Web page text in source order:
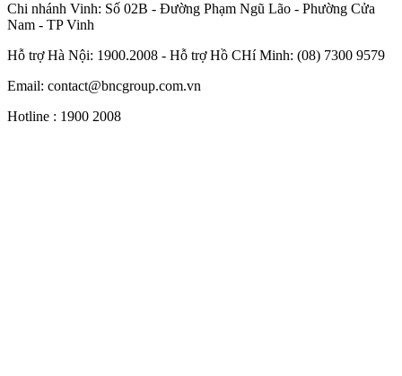
Chi nhánh Vinh: Số 02B - Đường Phạm Ngũ Lão - Phường Cửa
Nam - TP Vinh
Hỗ trợ Hà Nội: 1900.2008 - Hỗ trợ Hồ CHí Minh: (08) 7300 9579
Email: contact@bncgroup.com.vn
Hotline : 1900 2008